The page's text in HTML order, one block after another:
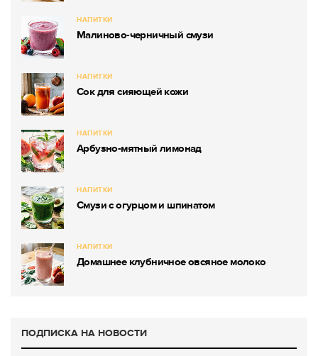
НАПИТКИ
Малиново-черничный смузи
НАПИТКИ
Сок для сияющей кожи
НАПИТКИ
Арбузно-мятный лимонад
НАПИТКИ
Смузи с огурцом и шпинатом
НАПИТКИ
Домашнее клубничное овсяное молоко
ПОДПИСКА НА НОВОСТИ